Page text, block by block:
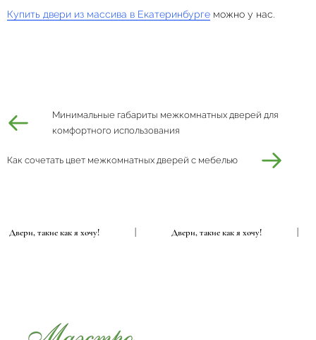
Купить двери из массива в Екатеринбурге можно у нас.
Минимальные габариты межкомнатных дверей для
комфортного использования
Как сочетать цвет межкомнатных дверей с мебелью
Двери, такие как я хочу! Двери, такие как я хочу!